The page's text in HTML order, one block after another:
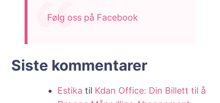
Følg oss på Facebook
Siste kommentarer
Estika til Kdan Office: Din Billett til å